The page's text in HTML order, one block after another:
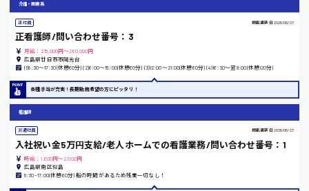
東京都
時給1300円〜
時給1200円〜
介護・医療系
正社員 掲載更新日 2026/06/23
正看護師/問い合わせ番号：3
月給：215,000円～260,000円
広島県廿日市市陽光台
(1)8:30〜17:30(休憩60分) (2)6:00〜15:00(休憩60分) (3)12:00〜21:00(休憩60分) (4)16:30〜翌9:00(休憩120分)
各種手当が充実！長期勤務希望の方にピッタリ！
看護師
派遣社員 掲載更新日 2026/06/23
入社祝い金5万円支給/老人ホームでの看護業務/問い合わせ番号：1
時給：1,600円～2,000円
広島県南区似島
8:30~17:00(休憩60分) 船の時間があるため残業一切なし！